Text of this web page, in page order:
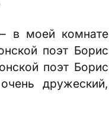
в моей комнате
поэт Борис
поэт Борис
дружеский,